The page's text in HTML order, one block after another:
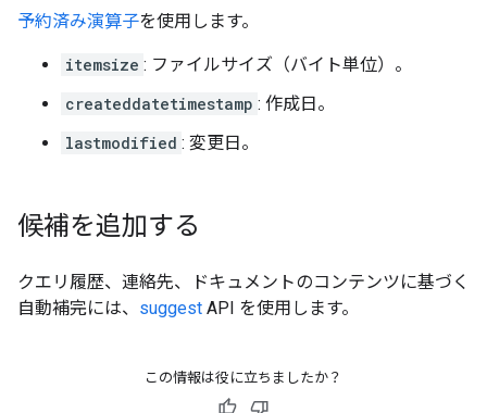
予約済み演算子を使用します。
itemsize : ファイルサイズ（バイト単位）。
createddatetimestamp : 作成日。
lastmodified : 変更日。
候補を追加する
クエリ履歴、連絡先、ドキュメントのコンテンツに基づく
自動補完には、 suggest API を使用します。
この情報は役に立ちましたか？